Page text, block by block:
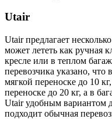
Utair
Utair предлагает
может лететь как ручная
кресле или в теплом
перевозчика указано, что
мягкой переноске до 10
переноске до 20 кг, а в
Utair удобным вариантом
подходит обычная